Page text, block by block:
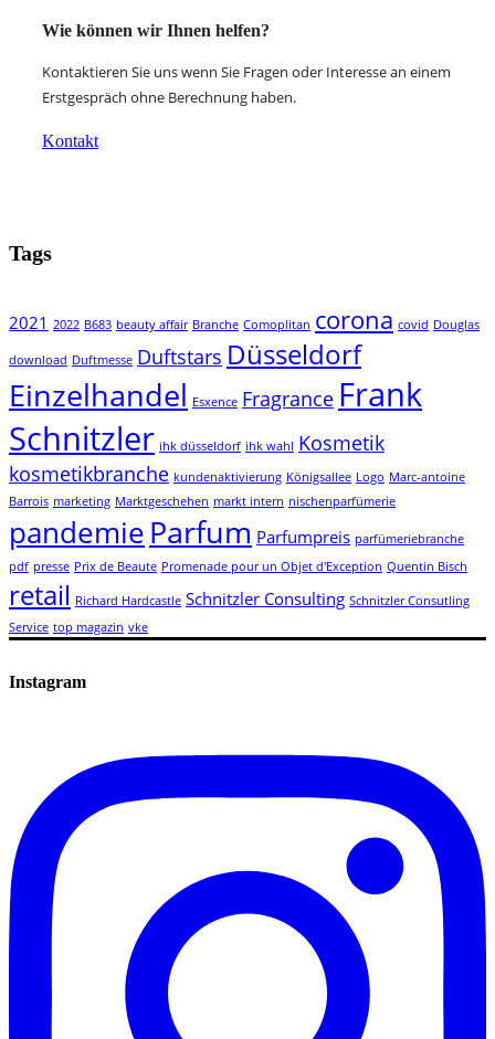
Wie können wir Ihnen helfen?
Kontaktieren Sie uns wenn Sie Fragen oder Interesse an einem
Erstgespräch ohne Berechnung haben.
Kontakt
Tags
2021 2022 B683 beauty affair Branche Comoplitan corona covid Douglas
download Duftmesse Duftstars Düsseldorf
Einzelhandel Esxence Fragrance Frank
Schnitzler ihk düsseldorf ihk wahl Kosmetik
kosmetikbranche kundenaktivierung Königsallee Logo Marc-antoine
Barrois marketing Marktgeschehen markt intern nischenparfümerie
pandemie Parfum Parfumpreis parfümeriebranche
pdf presse Prix de Beaute Promenade pour un Objet d'Exception Quentin Bisch
retail Richard Hardcastle Schnitzler Consulting Schnitzler Consutling
Service top magazin vke
Instagram